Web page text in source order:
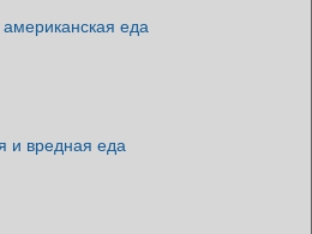
еда
и вредная еда